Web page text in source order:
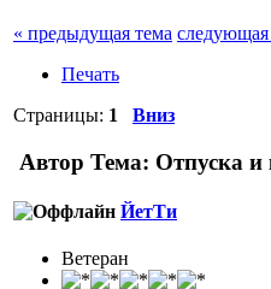
« предыдущая тема следующая
Печать
Страницы: 1 Вниз
Автор Тема: Отпуска и
ЙетТи
Ветеран